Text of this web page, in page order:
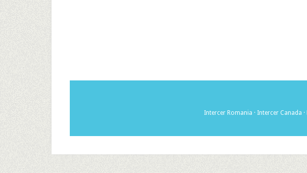
Intercer Romania · Intercer Canada ·